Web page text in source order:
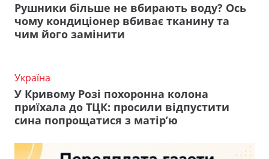
Рушники більше не вбирають воду? Ось
чому кондиціонер вбиває тканину та
чим його замінити
Україна
У Кривому Розі похоронна колона
приїхала до ТЦК: просили відпустити
сина попрощатися з матір’ю